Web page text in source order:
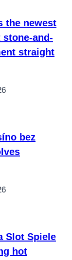
the newest
and-
straight
bez
Slot Spiele
hot